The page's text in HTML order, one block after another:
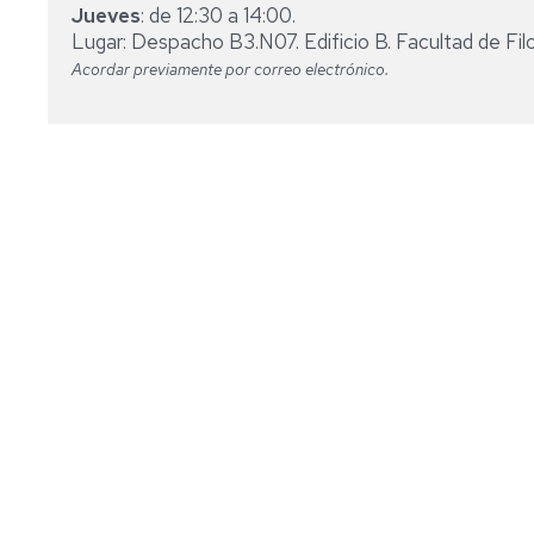
Jueves: de 12:30 a 14:00.
Lugar: Despacho B3.N07. Edificio B. Facultad de
Acordar previamente por correo electrónico.